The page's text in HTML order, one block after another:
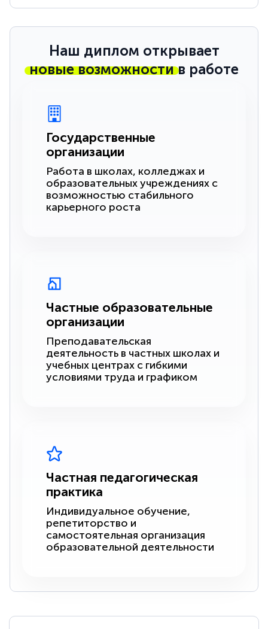
Наш диплом открывает
новые возможностив работе
Государственные
организации
Работа в школах, колледжах и
образовательных учреждениях с
возможностью стабильного
карьерного роста
Частные образовательные
организации
Преподавательская
деятельность в частных школах и
учебных центрах с гибкими
условиями труда и графиком
Частная педагогическая
практика
Индивидуальное обучение,
репетиторство и
самостоятельная организация
образовательной деятельности